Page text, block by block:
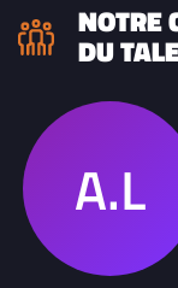
NOTRE
DU